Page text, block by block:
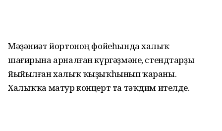
Мәҙәниәт йортоноң фойеһында халыҡ
шағирына арналған күргәҙмәне, стендтарҙы
йыйылған халыҡ ҡыҙыҡһынып ҡараны.
Халыҡҡа матур концерт та тәҡдим ителде.